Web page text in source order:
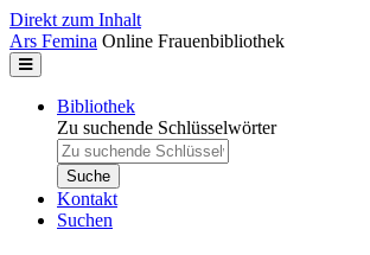
Direkt zum Inhalt
Ars Femina Online Frauenbibliothek
Bibliothek
Zu suchende Schlüsselwörter
Kontakt
Suchen